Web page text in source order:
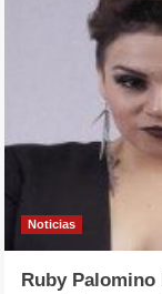
SENSUAL
FESTEJA
AYACUCHO
Noticias
Ruby